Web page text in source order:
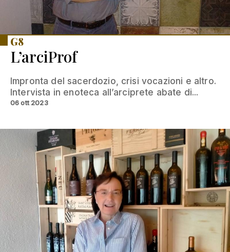
G8
L’arciProf
Impronta del sacerdozio, crisi vocazioni e altro.
Intervista in enoteca all’arciprete abate di...
06 ott 2023